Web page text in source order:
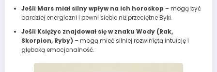
Jeśli Mars miał silny wpływ na ich horoskop – mogą być
bardziej energiczni i pewni siebie niż przeciętne Byki.
Jeśli Księżyc znajdował się w znaku Wody (Rak,
Skorpion, Ryby) – mogą mieć silniej rozwiniętą intuicję i
głęboką emocjonalność.